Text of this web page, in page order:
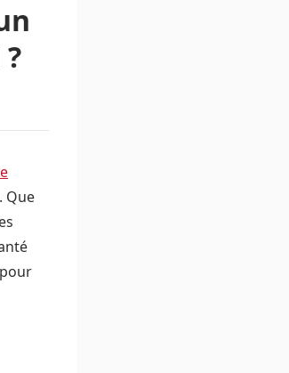
Que